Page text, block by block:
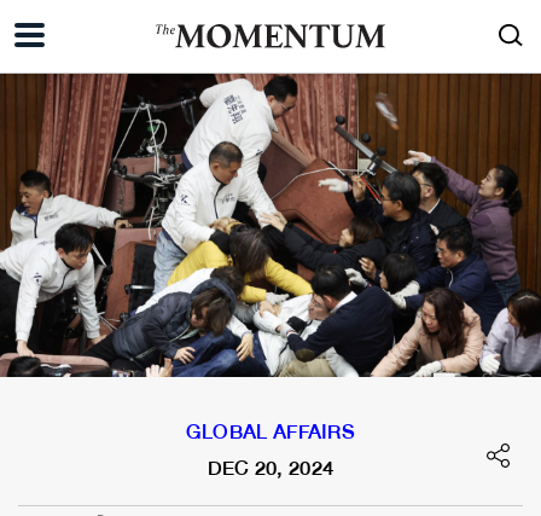
GLOBAL AFFAIRS
DEC 20, 2024